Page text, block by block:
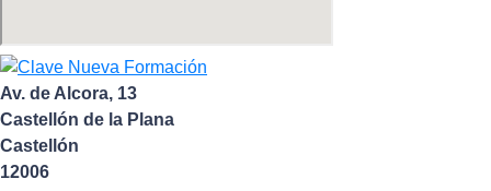
Av. de Alcora, 13
Castellón de la Plana
Castellón
12006